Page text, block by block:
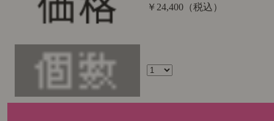
￥24,400 （税込）